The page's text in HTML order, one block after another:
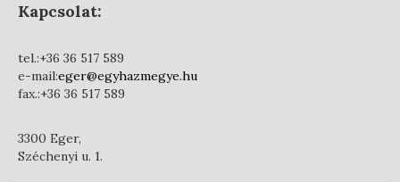
Kapcsolat:
tel.:+36 36 517 589
e-mail:eger@egyhazmegye.hu
fax.:+36 36 517 589
3300 Eger,
Széchenyi u. 1.